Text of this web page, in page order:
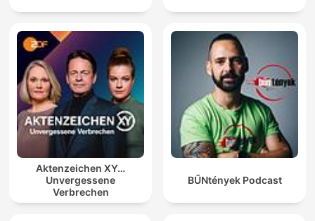
Aktenzeichen XY…
Unvergessene
Verbrechen
BŰNtények Podcast